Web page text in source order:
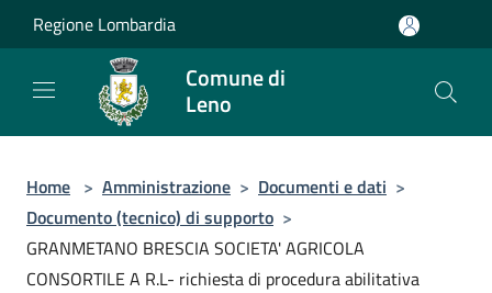
Salta al contenuto principale
Regione Lombardia
Comune di
Leno
Home > Amministrazione > Documenti e dati >
Documento (tecnico) di supporto >
GRANMETANO BRESCIA SOCIETA' AGRICOLA
CONSORTILE A R.L- richiesta di procedura abilitativa